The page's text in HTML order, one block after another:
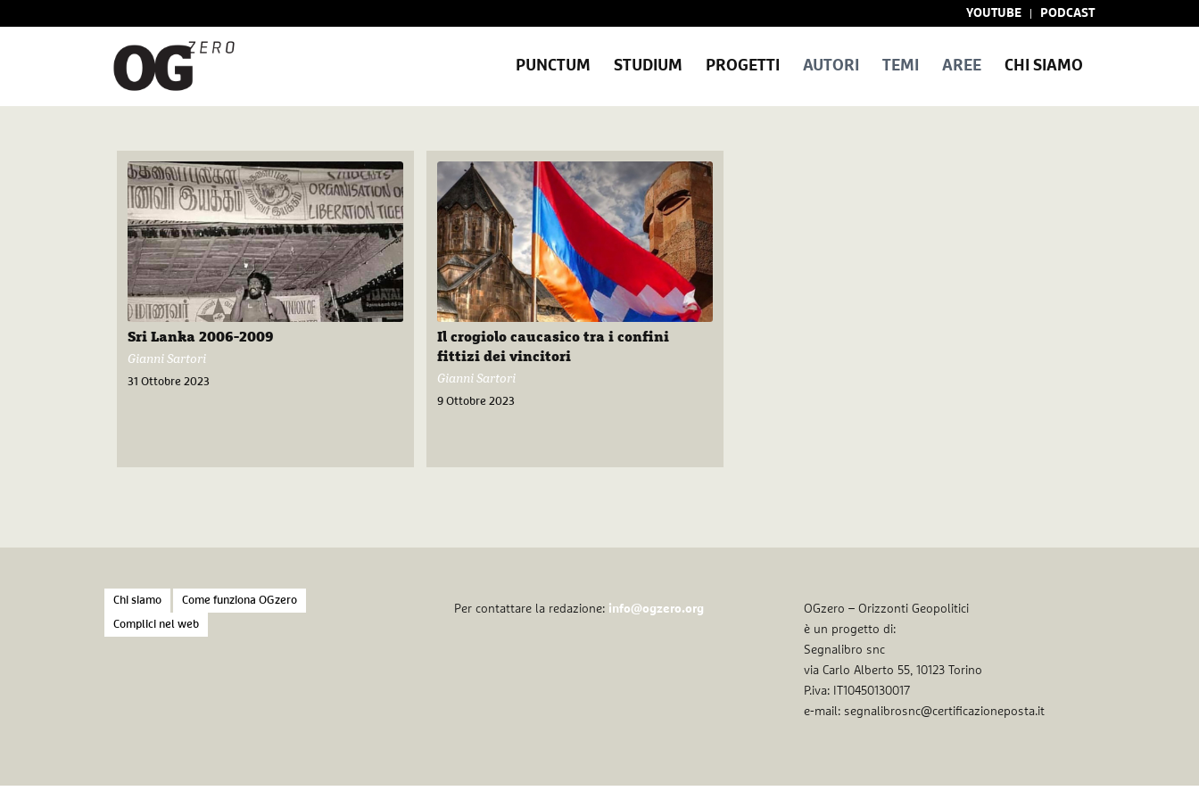
YOUTUBE PODCAST
PUNCTUM STUDIUM PROGETTI AUTORI TEMI AREE CHI SIAMO
Sri Lanka 2006-2009
Gianni Sartori
31 Ottobre 2023
Il crogiolo caucasico tra i confini
fittizi dei vincitori
Gianni Sartori
9 Ottobre 2023
Chi siamo Come funziona OGzero
Complici nel web
Per contattare la redazione: info@ogzero.org
OGzero – Orizzonti Geopolitici
è un progetto di:
Segnalibro snc
via Carlo Alberto 55, 10123 Torino
P.iva: IT10450130017
e-mail: segnalibrosnc@certificazioneposta.it